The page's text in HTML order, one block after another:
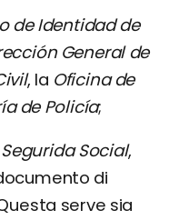
de Identidad de
General de
, la Oficina de
de Policía;
Social,
di
serve sia